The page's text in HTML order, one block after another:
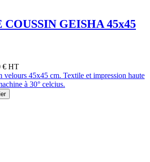
COUSSIN GEISHA 45x45
€ HT
velours 45x45 cm. Textile et impression haute
à 30° celcius.